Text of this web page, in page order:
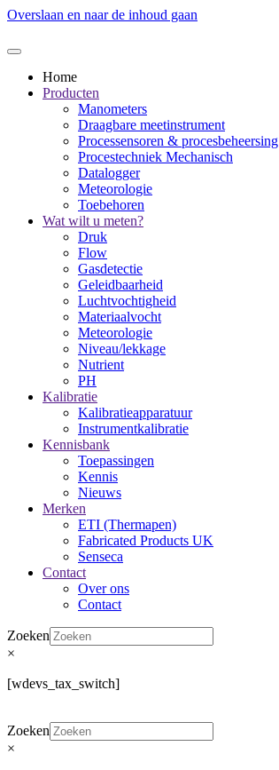
Overslaan en naar de inhoud gaan
Home
Producten
Manometers
Draagbare meetinstrument
Processensoren & procesbeheersing
Procestechniek Mechanisch
Datalogger
Meteorologie
Toebehoren
Wat wilt u meten?
Druk
Flow
Gasdetectie
Geleidbaarheid
Luchtvochtigheid
Materiaalvocht
Meteorologie
Niveau/lekkage
Nutrient
PH
Kalibratie
Kalibratieapparatuur
Instrumentkalibratie
Kennisbank
Toepassingen
Kennis
Nieuws
Merken
ETI (Thermapen)
Fabricated Products UK
Senseca
Contact
Over ons
Contact
Zoeken
×
[wdevs_tax_switch]
Zoeken
×